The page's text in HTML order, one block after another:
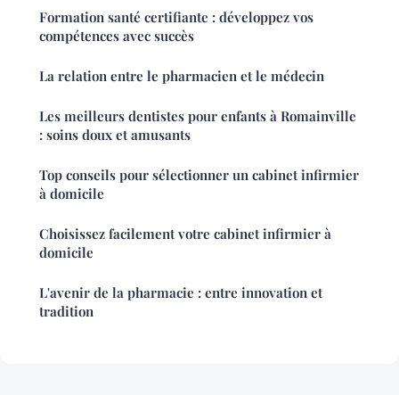
Formation santé certifiante : développez vos
compétences avec succès
La relation entre le pharmacien et le médecin
Les meilleurs dentistes pour enfants à Romainville
: soins doux et amusants
Top conseils pour sélectionner un cabinet infirmier
à domicile
Choisissez facilement votre cabinet infirmier à
domicile
L'avenir de la pharmacie : entre innovation et
tradition